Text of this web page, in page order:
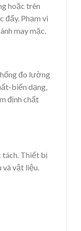
hoặc trên
đẩy. Phạm vi
may mặc.
đo lường
biến dạng,
định chất
tách. Thiết bị
và vật liệu.